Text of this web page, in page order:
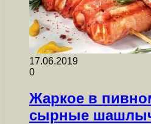
17.06.2019
0
Жаркое в
сырные